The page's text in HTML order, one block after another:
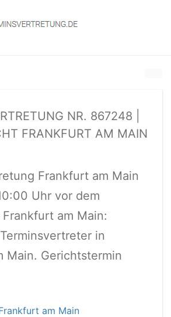
NR. 867248 |
FRANKFURT AM MAIN
Frankfurt am Main
Uhr vor dem
am Main:
in
Main. Gerichtstermin
am Main